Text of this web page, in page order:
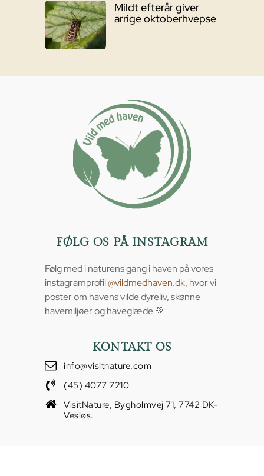
Mildt efterår giver
arrige oktoberhvepse
FØLG OS PÅ INSTAGRAM
Følg med i naturens gang i haven på vores
instagramprofil@vildmedhaven.dk, hvor vi
poster om havens vilde dyreliv, skønne
havemiljøer og haveglæde 💚
KONTAKT OS
info@visitnature.com
(45) 4077 7210
VisitNature, Bygholmvej 71, 7742 DK-
Vesløs.